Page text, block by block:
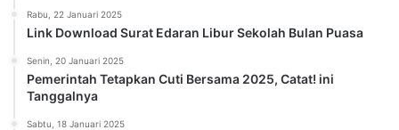
Rabu, 22 Januari 2025
Link Download Surat Edaran Libur Sekolah Bulan Puasa
Senin, 20 Januari 2025
Pemerintah Tetapkan Cuti Bersama 2025, Catat! ini
Tanggalnya
Sabtu, 18 Januari 2025